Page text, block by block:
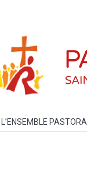
L’ENSEMBLE PASTORAL